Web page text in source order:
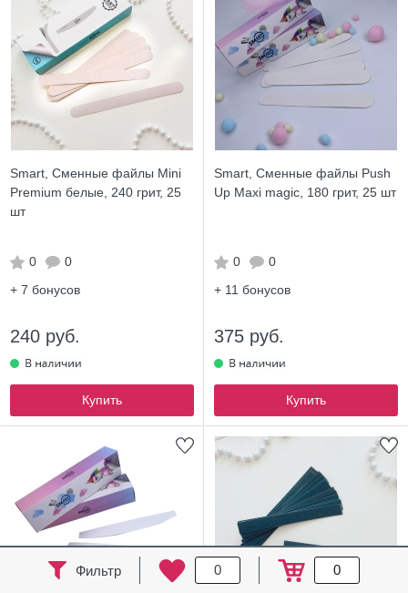
Фильтр 0 0
Smart, Сменные файлы Mini
Premium белые, 240 грит, 25
шт
0
0
+ 7 бонусов
240 руб.
Купить
Smart, Сменные файлы Push
Up Maxi magic, 180 грит, 25 шт
0
0
+ 11 бонусов
375 руб.
Купить